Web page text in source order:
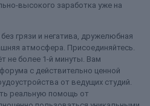
высокого заработка уже на
грязи и негатива, дружелюбная
атмосфера. Присоединяйтесь.
не более 1-й минуты. Вам
с действительно ценной
от ведущих студий.
реальную помощь от